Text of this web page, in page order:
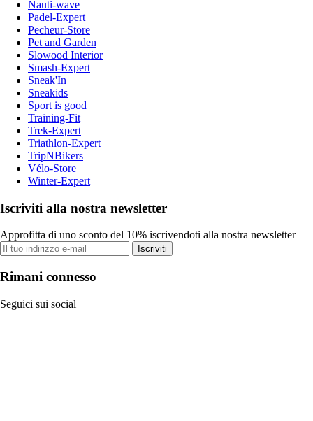
Nauti-wave
Padel-Expert
Pecheur-Store
Pet and Garden
Slowood Interior
Smash-Expert
Sneak'In
Sneakids
Sport is good
Training-Fit
Trek-Expert
Triathlon-Expert
TripNBikers
Vélo-Store
Winter-Expert
Iscriviti alla nostra newsletter
Approfitta di uno sconto del 10% iscrivendoti alla nostra newsletter
Iscriviti
Rimani connesso
Seguici sui social